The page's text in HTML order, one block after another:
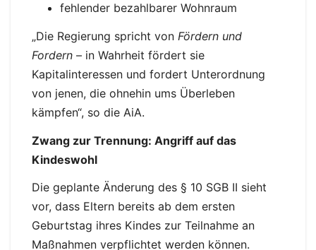
fehlender bezahlbarer Wohnraum
„Die Regierung spricht von Fördern und
Fordern – in Wahrheit fördert sie
Kapitalinteressen und fordert Unterordnung
von jenen, die ohnehin ums Überleben
kämpfen“, so die AiA.
Zwang zur Trennung: Angriff auf das
Kindeswohl
Die geplante Änderung des § 10 SGB II sieht
vor, dass Eltern bereits ab dem ersten
Geburtstag ihres Kindes zur Teilnahme an
Maßnahmen verpflichtet werden können.